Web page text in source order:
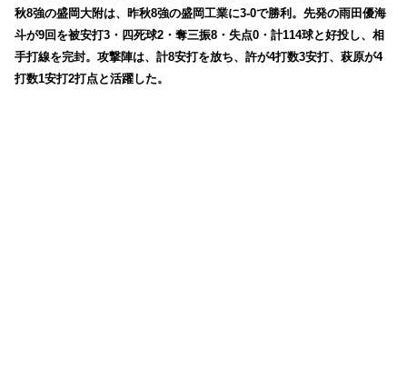
秋8強の盛岡大附は、昨秋8強の盛岡工業に3-0で勝利。先発の雨田優海
斗が9回を被安打3・四死球2・奪三振8・失点0・計114球と好投し、相
手打線を完封。攻撃陣は、計8安打を放ち、許が4打数3安打、萩原が4
打数1安打2打点と活躍した。